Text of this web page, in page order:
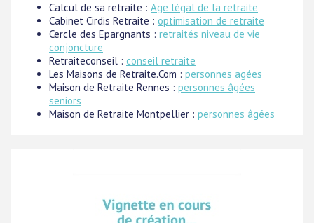
Calcul de sa retraite : Age légal de la retraite
Cabinet Cirdis Retraite : optimisation de retraite
Cercle des Epargnants : retraités niveau de vie
conjoncture
Retraiteconseil : conseil retraite
Les Maisons de Retraite.Com : personnes agées
Maison de Retraite Rennes : personnes âgées
seniors
Maison de Retraite Montpellier : personnes âgées